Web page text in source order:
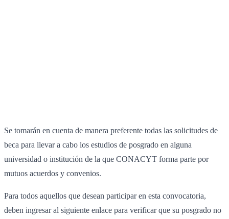
Se tomarán en cuenta de manera preferente todas las solicitudes de
beca para llevar a cabo los estudios de posgrado en alguna
universidad o institución de la que CONACYT forma parte por
mutuos acuerdos y convenios.
Para todos aquellos que desean participar en esta convocatoria,
deben ingresar al siguiente enlace para verificar que su posgrado no